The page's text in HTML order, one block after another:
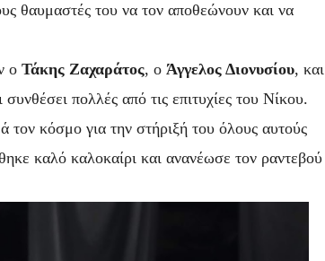
θαυμαστές του να τον αποθεώνουν και να
ο Τάκης Ζαχαράτος, ο Άγγελος Διονυσίου, και
πολλές από τις επιτυχίες του Νίκου.
τον κόσμο για την στήριξή του όλους αυτούς
καλό καλοκαίρι και ανανέωσε τον ραντεβού